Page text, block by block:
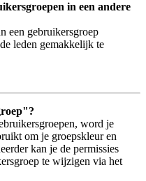
in een andere
een gebruikersgroep
leden gemakkelijk te
word je
om je groepskleur en
kan je de permissies
te wijzigen via het